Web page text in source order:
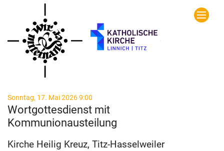
Zum Inhalt springen
Sonntag, 17. Mai 2026 9:00
Wortgottesdienst mit
Kommunionausteilung
Kirche Heilig Kreuz, Titz-Hasselweiler